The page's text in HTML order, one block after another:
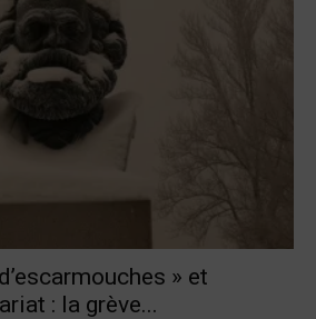
» et
: la grève...